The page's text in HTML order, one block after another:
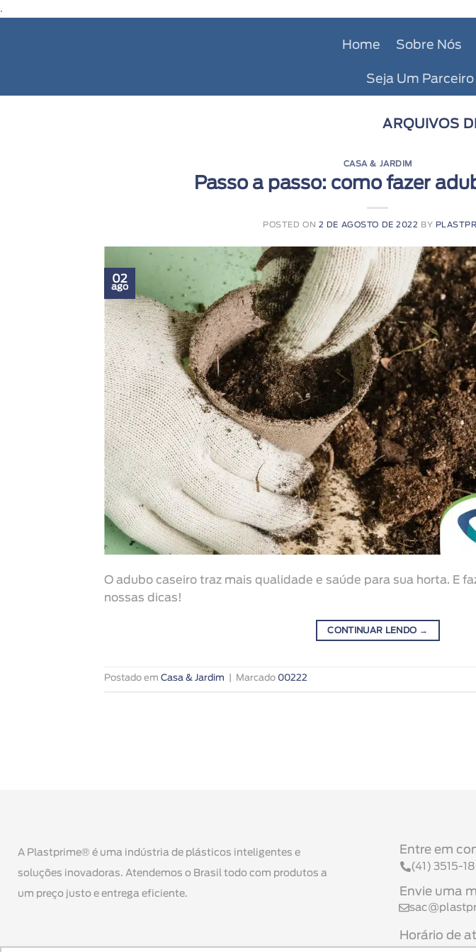
.
Home Sobre Nós
Seja Um Parceiro
ARQUIVOS
CASA & JARDIM
Passo a passo: como fazer
POSTED ON 2 DE AGOSTO DE 2022 BY
02
ago
O adubo caseiro traz mais qualidade e saúde para sua horta. E
nossas dicas!
CONTINUAR LENDO →
Postado em Casa & Jardim Marcado 00222
A Plastprime® é uma indústria de plásticos inteligentes e
soluções inovadoras. Atendemos o Brasil todo com produtos a
um preço justo e entrega eficiente.
Entre em
(41) 3515-
Envie uma
Horário de